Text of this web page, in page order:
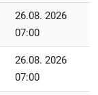
26.08. 2026
07:00
26.08. 2026
07:00